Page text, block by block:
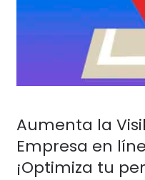
Aumenta la
Empresa en
¡Optimiza tu